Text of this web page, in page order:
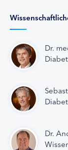
Dr.
Dr.